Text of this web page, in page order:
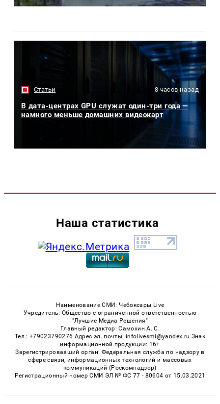
Статьи 8 часов назад
В дата-центрах GPU служат один-три года —
намного меньше домашних видеокарт
Наша статистика
Наименование СМИ: Чебоксары Live
Учредитель: Общество с ограниченной ответственностью
"Лучшие Медиа Решения"
Главный редактор: Самохин А. С.
Тел.: +79023790276 Адрес эл. почты: infolivesmi@yandex.ru Знак
информационной продукции: 16+
Зарегистрировавший орган: Федеральная служба по надзору в
сфере связи, информационных технологий и массовых
коммуникаций (Роскомнадзор)
Регистрационный номер СМИ ЭЛ № ФС 77 - 80604 от 15.03.2021